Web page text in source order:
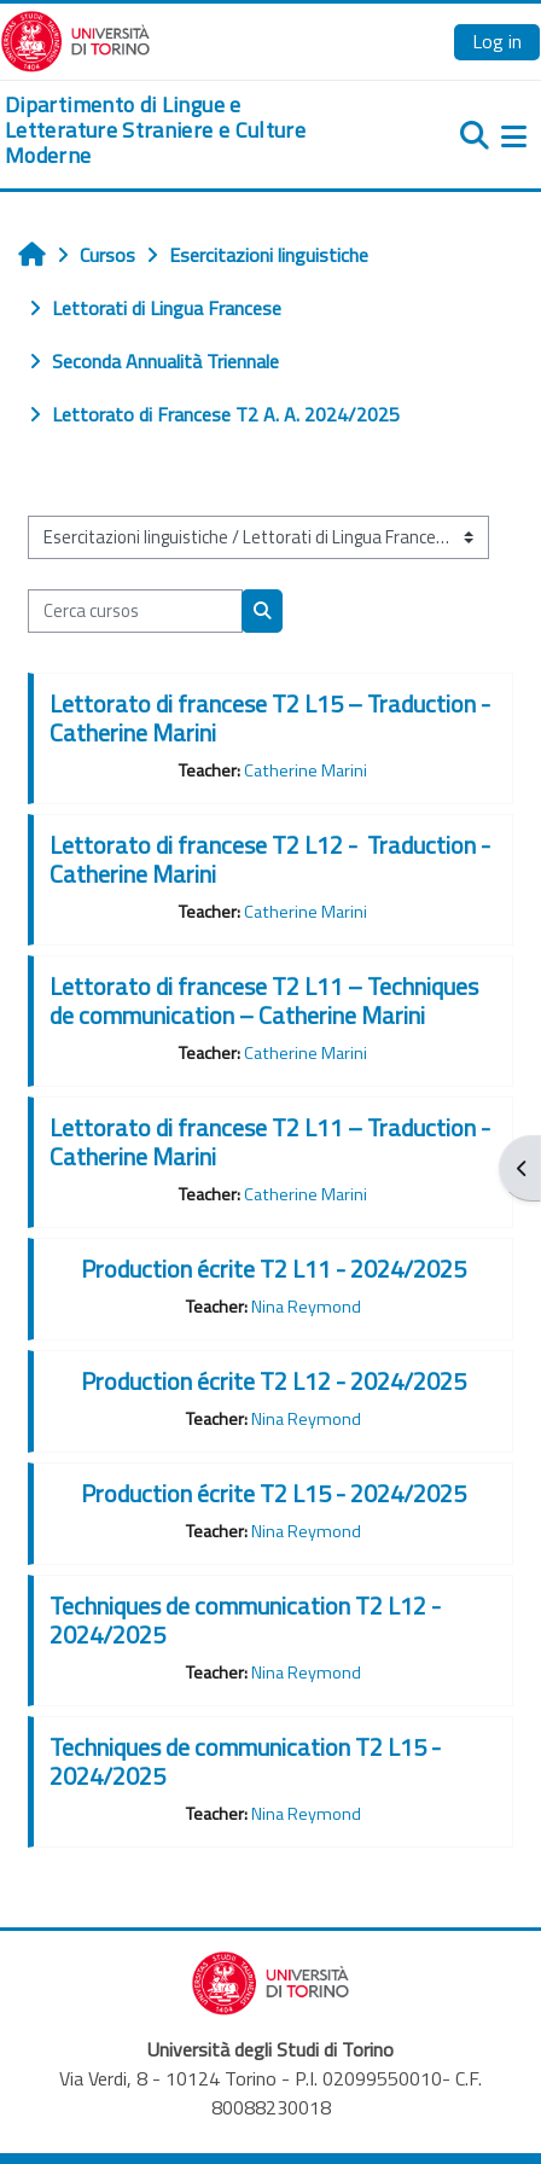
Ves al contingut principal
Log in
Dipartimento di Lingue e
Letterature Straniere e Culture
Moderne
Home
Cursos
Esercitazioni linguistiche
Lettorati di Lingua Francese
Seconda Annualità Triennale
Lettorato di Francese T2 A. A. 2024/2025
Categories de cursos
Cerca cursos
Cerca cursos
Lettorato di francese T2 L15 – Traduction -
Catherine Marini
Teacher:Catherine Marini
Lettorato di francese T2 L12 - Traduction -
Catherine Marini
Teacher:Catherine Marini
Lettorato di francese T2 L11 – Techniques
de communication – Catherine Marini
Teacher:Catherine Marini
Lettorato di francese T2 L11 – Traduction -
Catherine Marini
Teacher:Catherine Marini
Production écrite T2 L11 - 2024/2025
Teacher:Nina Reymond
Production écrite T2 L12 - 2024/2025
Teacher:Nina Reymond
Production écrite T2 L15 - 2024/2025
Teacher:Nina Reymond
Techniques de communication T2 L12 -
2024/2025
Teacher:Nina Reymond
Techniques de communication T2 L15 -
2024/2025
Teacher:Nina Reymond
Università degli Studi di Torino
Via Verdi, 8 - 10124 Torino - P.I. 02099550010- C.F.
80088230018